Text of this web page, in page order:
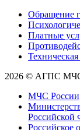
Обращение
Платные
2026 © АГПС
МЧС России
Российской
Российское